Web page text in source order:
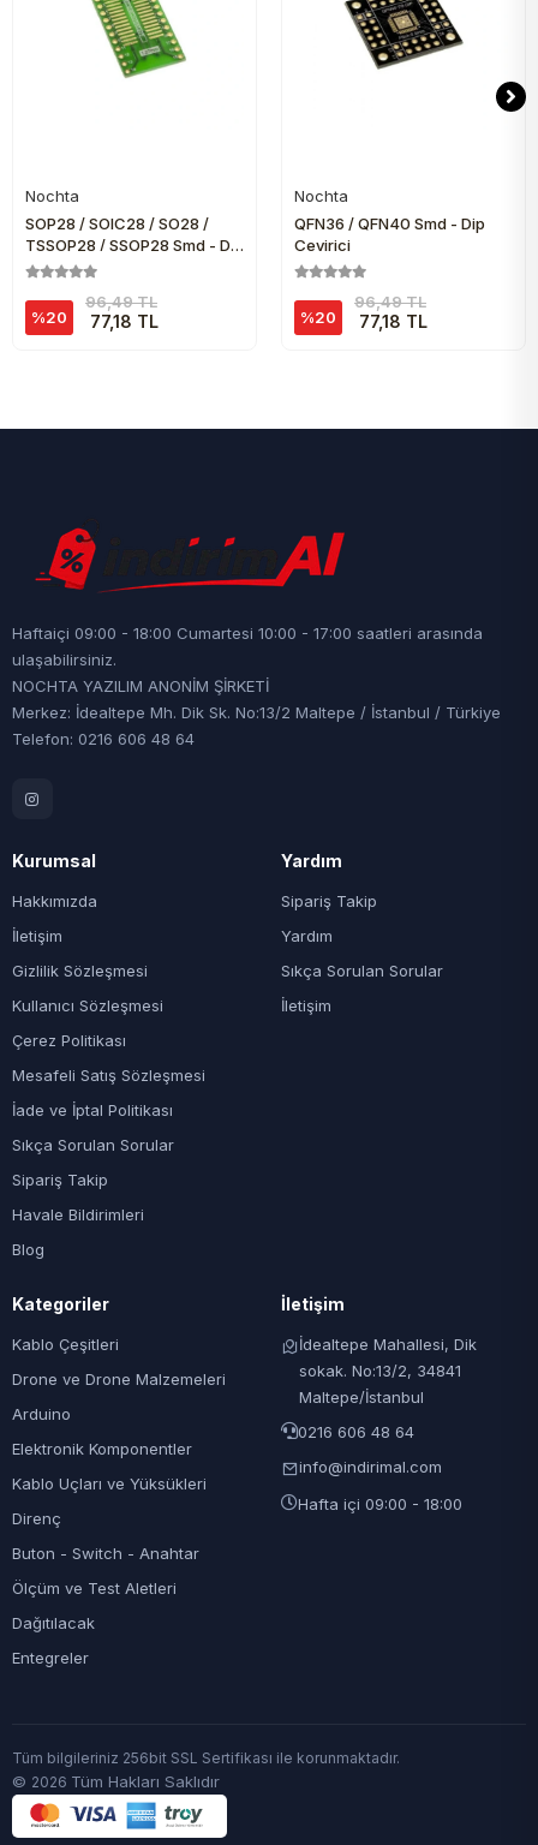
Nochta
SOP28 / SOIC28 / SO28 /
TSSOP28 / SSOP28 Smd - Dip
Çevirici
%20
96,49 TL
77,18 TL
Nochta
QFN36 / QFN40 Smd - Dip
Çevirici
%20
96,49 TL
77,18 TL
Haftaiçi 09:00 - 18:00 Cumartesi 10:00 - 17:00 saatleri arasında
ulaşabilirsiniz.
NOCHTA YAZILIM ANONİM ŞİRKETİ
Merkez: İdealtepe Mh. Dik Sk. No:13/2 Maltepe / İstanbul / Türkiye
Telefon: 0216 606 48 64
Kurumsal
Hakkımızda
İletişim
Gizlilik Sözleşmesi
Kullanıcı Sözleşmesi
Çerez Politikası
Mesafeli Satış Sözleşmesi
İade ve İptal Politikası
Sıkça Sorulan Sorular
Sipariş Takip
Havale Bildirimleri
Blog
Yardım
Sipariş Takip
Yardım
Sıkça Sorulan Sorular
İletişim
Kategoriler
Kablo Çeşitleri
Drone ve Drone Malzemeleri
Arduino
Elektronik Komponentler
Kablo Uçları ve Yüksükleri
Direnç
Buton - Switch - Anahtar
Ölçüm ve Test Aletleri
Dağıtılacak
Entegreler
İletişim
İdealtepe Mahallesi, Dik
sokak. No:13/2, 34841
Maltepe/İstanbul
0216 606 48 64
info@indirimal.com
Hafta içi 09:00 - 18:00
Tüm bilgileriniz 256bit SSL Sertifikası ile korunmaktadır.
© 2026 Tüm Hakları Saklıdır